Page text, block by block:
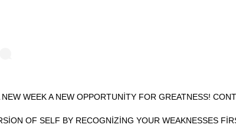
NEW WEEK A NEW OPPORTUNITY FOR GREATNESS!
OF SELF BY RECOGNIZING YOUR WEAKNESSES